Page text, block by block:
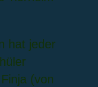
hat jeder
(von